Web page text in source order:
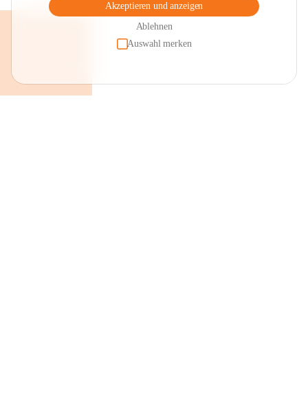
Akzeptieren und anzeigen
Ablehnen
Auswahl merken